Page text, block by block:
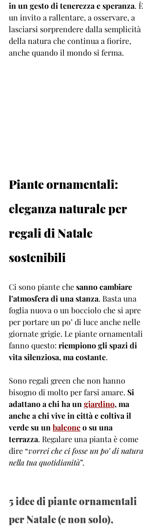
in un gesto di tenerezza e speranza. È
un invito a rallentare, a osservare, a
lasciarsi sorprendere dalla semplicità
della natura che continua a fiorire,
anche quando il mondo si ferma.
Piante ornamentali:
eleganza naturale per
regali di Natale
sostenibili
Ci sono piante che sanno cambiare
l’atmosfera di una stanza. Basta una
foglia nuova o un bocciolo che si apre
per portare un po’ di luce anche nelle
giornate grigie. Le piante ornamentali
fanno questo: riempiono gli spazi di
vita silenziosa, ma costante.
Sono regali green che non hanno
bisogno di molto per farsi amare. Si
adattano a chi ha un giardino, ma
anche a chi vive in città e coltiva il
verde su un balcone o su una
terrazza. Regalare una pianta è come
dire “vorrei che ci fosse un po’ di natura
nella tua quotidianità”.
5 idee di piante ornamentali
per Natale (e non solo),